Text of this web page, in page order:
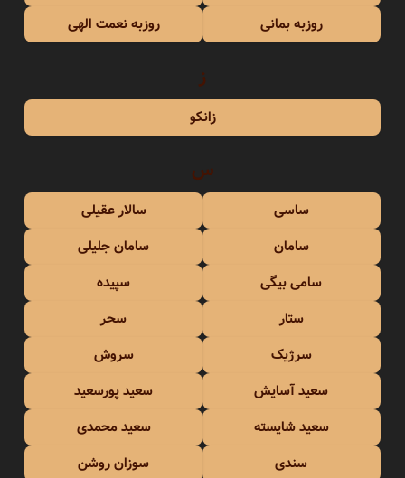
روزبه بمانی
روزبه نعمت الهی
ز
زانکو
س
ساسی
سالار عقیلی
سامان
سامان جلیلی
سامی بیگی
سپیده
ستار
سحر
سرژیک
سروش
سعید آسایش
سعید پورسعید
سعید شایسته
سعید محمدی
سندی
سوزان روشن